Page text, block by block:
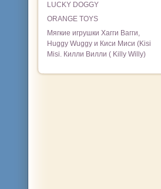
LUCKY DOGGY
ORANGE TOYS
Мягкие игрушки Хагги Вагги,
Huggy Wuggy и Киси Миси (Kisi
Misi. Килли Вилли ( Killy Willy)